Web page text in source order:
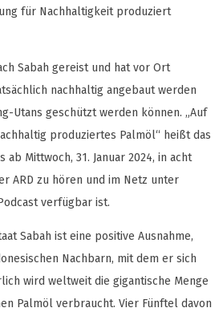
für Nachhaltigkeit produziert
Sabah gereist und hat vor Ort
nachhaltig angebaut werden
Utans geschützt werden können. „Auf
produziertes Palmöl“ heißt das
ab Mittwoch, 31. Januar 2024, in acht
ARD zu hören und im Netz unter
verfügbar ist.
Sabah ist eine positive Ausnahme,
Nachbarn, mit dem er sich
wird weltweit die gigantische Menge
Palmöl verbraucht. Vier Fünftel davon